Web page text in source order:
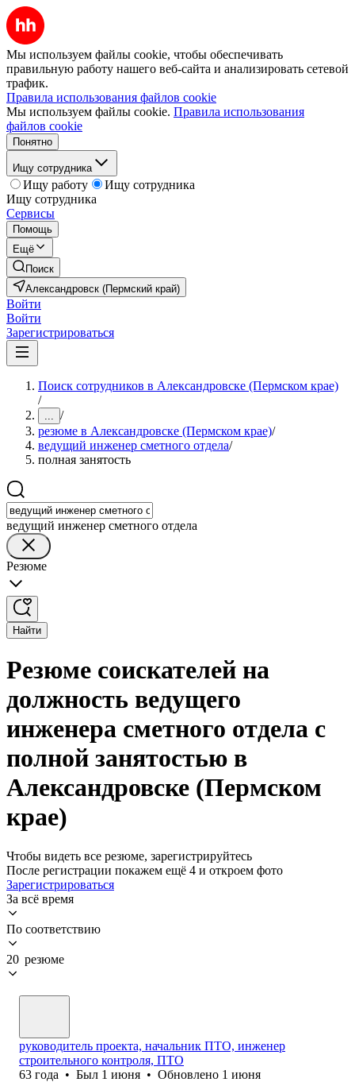
Мы используем файлы cookie, чтобы обеспечивать
правильную работу нашего веб-сайта и анализировать сетевой
трафик.
Правила использования файлов cookie
Мы используем файлы cookie. Правила использования
файлов cookie
Понятно
Ищу сотрудника
Ищу работу
Ищу сотрудника
Ищу сотрудника
Сервисы
Помощь
Ещё
Поиск
Александровск (Пермский край)
Войти
Войти
Зарегистрироваться
Поиск сотрудников в Александровске (Пермском крае)
/
... /
резюме в Александровске (Пермском крае)/
ведущий инженер сметного отдела/
полная занятость
ведущий инженер сметного отдела
Резюме
Найти
Резюме соискателей на
должность ведущего
инженера сметного отдела с
полной занятостью в
Александровске (Пермском
крае)
Чтобы видеть все резюме, зарегистрируйтесь
После регистрации покажем ещё 4 и откроем фото
Зарегистрироваться
За всё время
По соответствию
20 резюме
руководитель проекта, начальник ПТО, инженер
строительного контроля, ПТО
63 года • Был 1 июня • Обновлено 1 июня